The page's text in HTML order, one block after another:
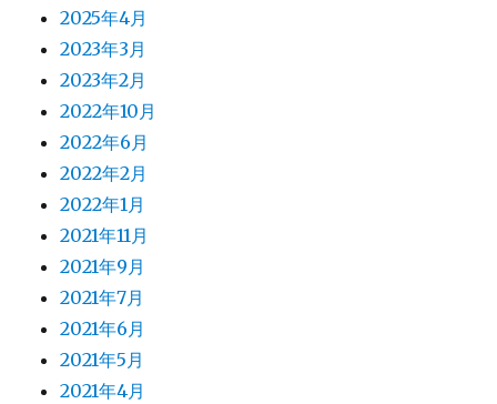
2025年4月
2023年3月
2023年2月
2022年10月
2022年6月
2022年2月
2022年1月
2021年11月
2021年9月
2021年7月
2021年6月
2021年5月
2021年4月